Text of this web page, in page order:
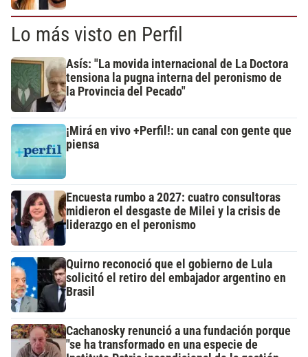
Lo más visto en Perfil
Asís: "La movida internacional de La Doctora
tensiona la pugna interna del peronismo de
la Provincia del Pecado"
¡Mirá en vivo +Perfil!: un canal con gente que
piensa
Encuesta rumbo a 2027: cuatro consultoras
midieron el desgaste de Milei y la crisis de
liderazgo en el peronismo
Quirno reconoció que el gobierno de Lula
solicitó el retiro del embajador argentino en
Brasil
Cachanosky renunció a una fundación porque
"se ha transformado en una especie de